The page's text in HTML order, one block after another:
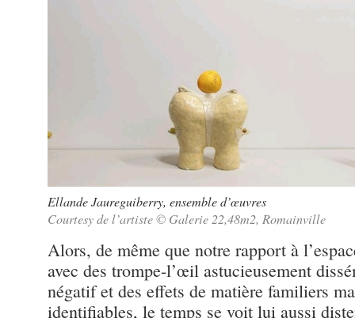
Ellande Jaureguiberry, ensemble d’œuvres
Courtesy de l’artiste © Galerie 22,48m2, Romainville
Alors, de même que notre rapport à
avec des trompe-l’œil astucieusement
négatif et des effets de matière familiers
identifiables, le temps se voit lui aussi